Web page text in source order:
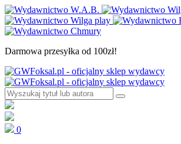
Darmowa przesyłka od 100zł!
0